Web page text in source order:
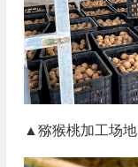
▲猕猴桃加工场地